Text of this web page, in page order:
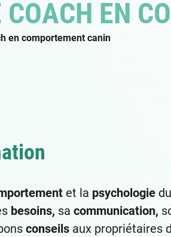
EN
en comportement canin
et la psychologie
besoins, sa communication,
conseils aux propriétaires